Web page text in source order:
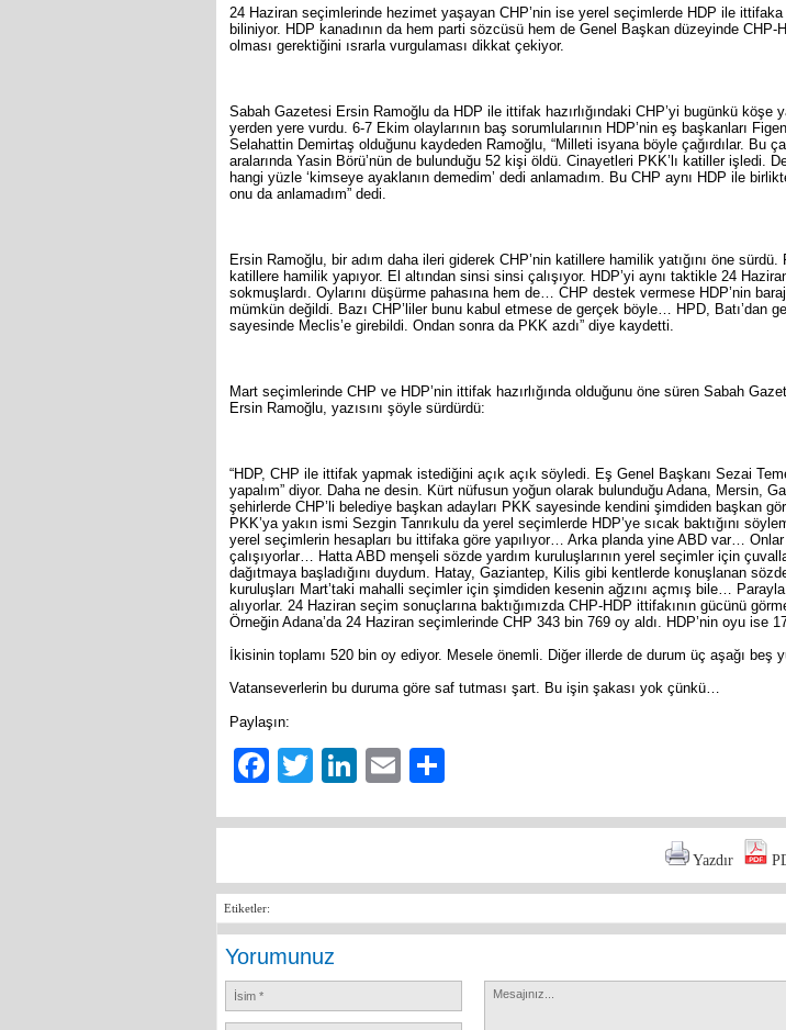
24 Haziran seçimlerinde hezimet yaşayan CHP’nin ise yerel seçimlerde HDP ile ittifaka
biliniyor. HDP kanadının da hem parti sözcüsü hem de Genel Başkan düzeyinde CHP-
olması gerektiğini ısrarla vurgulaması dikkat çekiyor.
Sabah Gazetesi Ersin Ramoğlu da HDP ile ittifak hazırlığındaki CHP’yi bugünkü köşe
yerden yere vurdu. 6-7 Ekim olaylarının baş sorumlularının HDP’nin eş başkanları
Selahattin Demirtaş olduğunu kaydeden Ramoğlu, “Milleti isyana böyle çağırdılar. Bu
aralarında Yasin Börü’nün de bulunduğu 52 kişi öldü. Cinayetleri PKK’lı katiller işledi.
hangi yüzle ‘kimseye ayaklanın demedim’ dedi anlamadım. Bu CHP aynı HDP ile
onu da anlamadım” dedi.
Ersin Ramoğlu, bir adım daha ileri giderek CHP’nin katillere hamilik yatığını öne sürdü.
katillere hamilik yapıyor. El altından sinsi sinsi çalışıyor. HDP’yi aynı taktikle 24
sokmuşlardı. Oylarını düşürme pahasına hem de… CHP destek vermese HDP’nin
mümkün değildi. Bazı CHP’liler bunu kabul etmese de gerçek böyle… HPD, Batı’dan
sayesinde Meclis’e girebildi. Ondan sonra da PKK azdı” diye kaydetti.
Mart seçimlerinde CHP ve HDP’nin ittifak hazırlığında olduğunu öne süren Sabah
Ersin Ramoğlu, yazısını şöyle sürdürdü:
“HDP, CHP ile ittifak yapmak istediğini açık açık söyledi. Eş Genel Başkanı Sezai
yapalım” diyor. Daha ne desin. Kürt nüfusun yoğun olarak bulunduğu Adana, Mersin,
şehirlerde CHP’li belediye başkan adayları PKK sayesinde kendini şimdiden başkan
PKK’ya yakın ismi Sezgin Tanrıkulu da yerel seçimlerde HDP’ye sıcak baktığını
yerel seçimlerin hesapları bu ittifaka göre yapılıyor… Arka planda yine ABD var… Onlar
çalışıyorlar… Hatta ABD menşeli sözde yardım kuruluşlarının yerel seçimler için
dağıtmaya başladığını duydum. Hatay, Gaziantep, Kilis gibi kentlerde konuşlanan
kuruluşları Mart’taki mahalli seçimler için şimdiden kesenin ağzını açmış bile…
alıyorlar. 24 Haziran seçim sonuçlarına baktığımızda CHP-HDP ittifakının gücünü
Örneğin Adana’da 24 Haziran seçimlerinde CHP 343 bin 769 oy aldı. HDP’nin oyu ise
İkisinin toplamı 520 bin oy ediyor. Mesele önemli. Diğer illerde de durum üç aşağı beş
Vatanseverlerin bu duruma göre saf tutması şart. Bu işin şakası yok çünkü…
Paylaşın:
Facebook
TwitterLinkedIn
Email
Yazdır
Etiketler:
Yorumunuz